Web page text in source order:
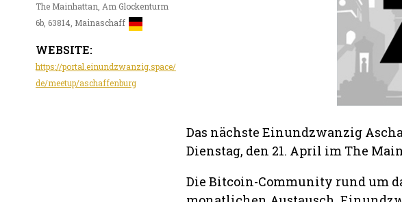
The Mainhattan, Am Glockenturm
6b, 63814, Mainaschaff
WEBSITE:
https://portal.einundzwanzig.space/
de/meetup/aschaffenburg
Das nächste Einundzwanzig
Dienstag, den 21. April im The
Die Bitcoin-Community rund um